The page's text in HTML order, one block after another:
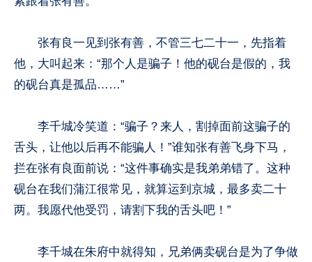
张有良一见到张有善，不管三七二十一，先指着
他，大叫起来：“那个人是骗子！他的砚台是假的，我
的砚台真是孤品……”
李千城冷笑道：“骗子？来人，割掉面前这骗子的
舌头，让他以后再不能骗人！”谁知张有善飞身下马，
拦在张有良面前说：“这件事确实是我弟弟错了。这种
砚台在我们蒲江很常见，就算运到京城，最多卖二十
两。我愿代他受罚，请割下我的舌头吧！”
李千城在朱府中就得知，兄弟俩卖砚台是为了争做